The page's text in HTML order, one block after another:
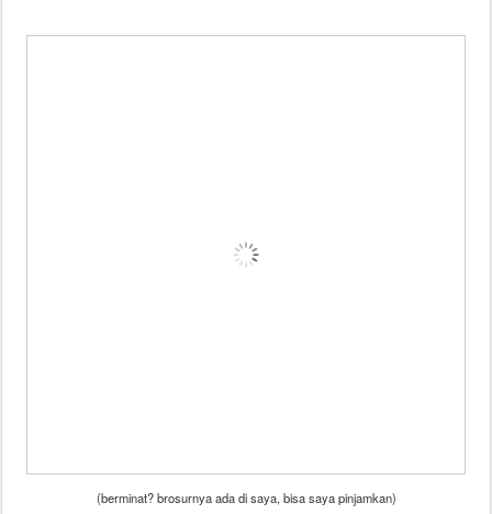
(berminat? brosurnya ada di saya, bisa saya pinjamkan)